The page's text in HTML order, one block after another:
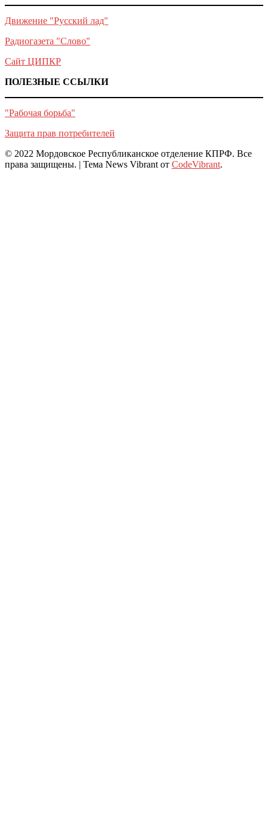
Движение "Русский лад"
Радиогазета "Слово"
Сайт ЦИПКР
ПОЛЕЗНЫЕ ССЫЛКИ
"Рабочая борьба"
Защита прав потребителей
© 2022 Мордовское Республиканское отделение КПРФ. Все
права защищены. | Тема News Vibrant от CodeVibrant.